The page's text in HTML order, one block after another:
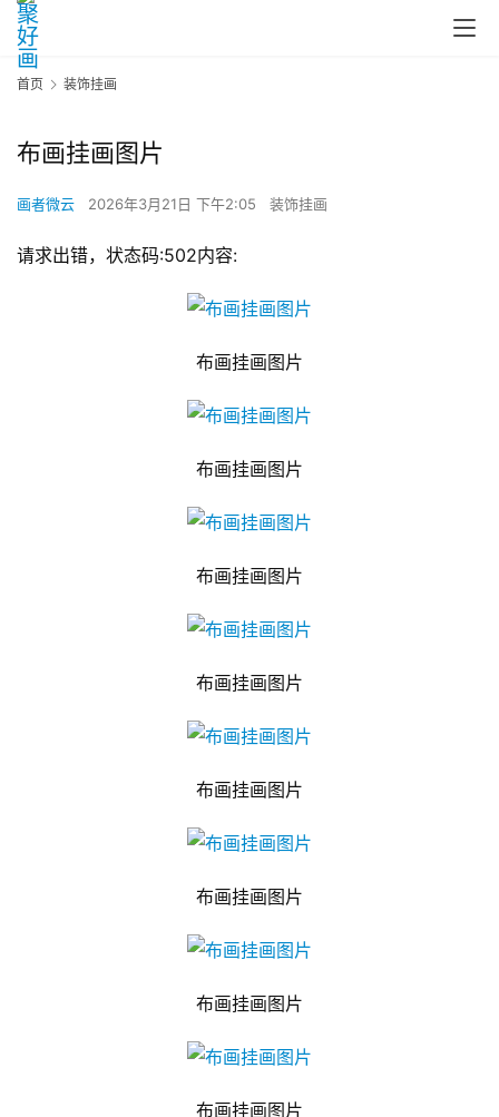
首页 装饰挂画
布画挂画图片
画者微云 2026年3月21日 下午2:05 装饰挂画
请求出错，状态码:502内容:
布画挂画图片
布画挂画图片
布画挂画图片
布画挂画图片
布画挂画图片
布画挂画图片
布画挂画图片
布画挂画图片